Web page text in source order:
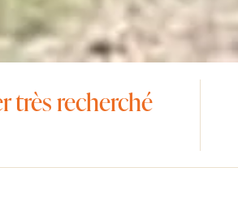
très recherché